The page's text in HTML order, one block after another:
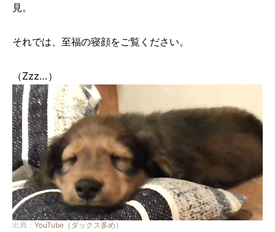
見。
それでは、至福の寝顔をご覧ください。
（Zzz…）
出典： YouTube（ダックス多め）